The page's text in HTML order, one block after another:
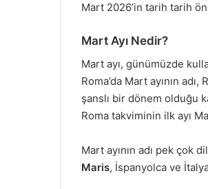
Mart 2026’in tarih tarih
Mart Ayı Nedir?
Mart ayı, günümüzde
Roma’da Mart ayının adı,
şanslı bir dönem olduğu
Roma takviminin ilk ayı
Mart ayının adı pek çok
Maris, İspanyolca ve